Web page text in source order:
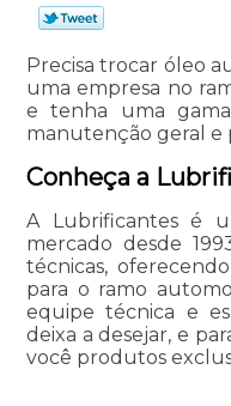
Precisa trocar óleo
uma empresa no
e tenha uma
manutenção geral e
Conheça a
A Lubrificantes é
mercado desde
técnicas,
para o ramo
equipe técnica e
deixa a desejar, e
você produtos